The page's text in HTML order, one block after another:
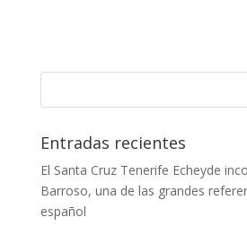
Entradas recientes
El Santa Cruz Tenerife Echeyde
Barroso, una de las grandes
español